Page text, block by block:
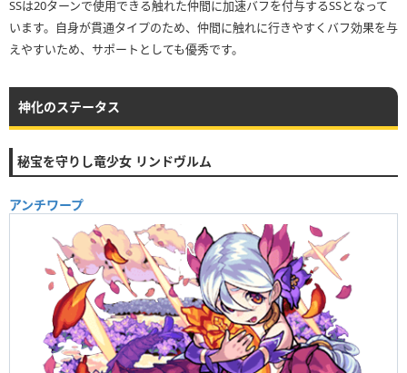
SSは20ターンで使用できる触れた仲間に加速バフを付与するSSとなって
います。自身が貫通タイプのため、仲間に触れに行きやすくバフ効果を与
えやすいため、サポートとしても優秀です。
神化のステータス
秘宝を守りし竜少女 リンドヴルム
アンチワープ